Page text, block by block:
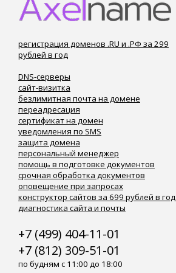
регистрация доменов .RU и .РФ за 299
рублей в год
DNS-серверы
сайт-визитка
безлимитная почта на домене
переадресация
сертификат на домен
уведомления по SMS
защита домена
персональный менеджер
помощь в подготовке документов
срочная обработка документов
оповещение при запросах
конструктор сайтов за 699 рублей в год
диагностика сайта и почты
+7 (499) 404-11-01
+7 (812) 309-51-01
по будням с 11:00 до 18:00